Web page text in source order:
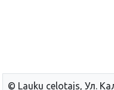
© Lauku сelotajs, Ул.